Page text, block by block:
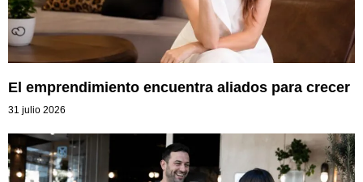
El emprendimiento encuentra aliados para crecer
31 julio 2026